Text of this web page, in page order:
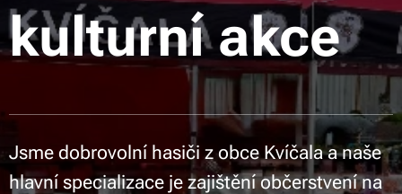
kulturní akce
Jsme dobrovolní hasiči z obce Kvíčala a naše
hlavní specializace je zajištění občerstvení na